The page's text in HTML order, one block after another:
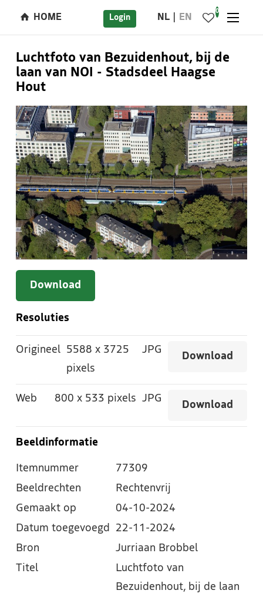
HOME Login NL EN
0
Luchtfoto van Bezuidenhout, bij de
laan van NOI - Stadsdeel Haagse
Hout
Download
Resoluties
Origineel 5588 x 3725
pixels
JPG
Download
Web 800 x 533 pixels JPG
Download
Beeldinformatie
Itemnummer
77309
Beeldrechten
Rechtenvrij
Gemaakt op
04-10-2024
Datum toegevoegd
22-11-2024
Bron
Jurriaan Brobbel
Titel
Luchtfoto van
Bezuidenhout, bij de laan